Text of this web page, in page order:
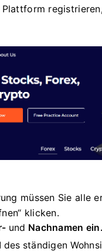
müssen Sie alle
klicken.
und Nachnamen ein.
des ständigen